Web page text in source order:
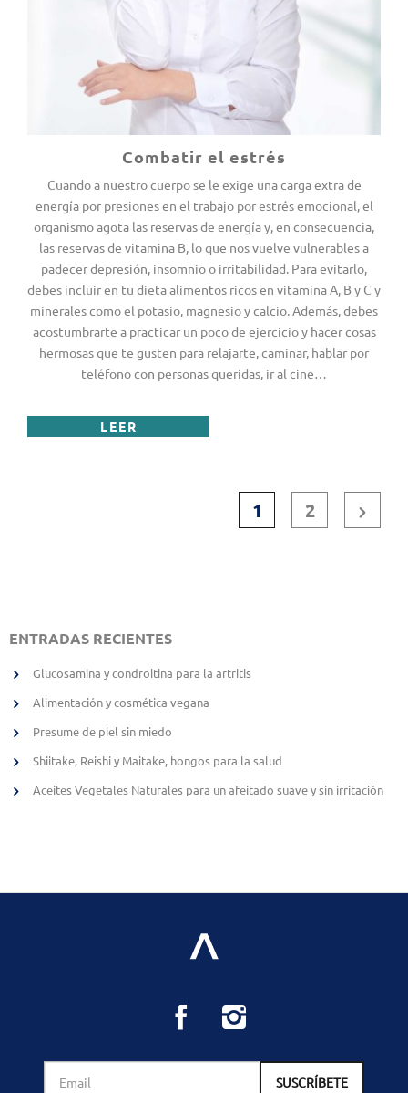
Combatir el estrés
Cuando a nuestro cuerpo se le exige una carga extra de
energía por presiones en el trabajo por estrés emocional, el
organismo agota las reservas de energía y, en consecuencia,
las reservas de vitamina B, lo que nos vuelve vulnerables a
padecer depresión, insomnio o irritabilidad. Para evitarlo,
debes incluir en tu dieta alimentos ricos en vitamina A, B y C y
minerales como el potasio, magnesio y calcio. Además, debes
acostumbrarte a practicar un poco de ejercicio y hacer cosas
hermosas que te gusten para relajarte, caminar, hablar por
teléfono con personas queridas, ir al cine…
LEER
1 2
ENTRADAS RECIENTES
Glucosamina y condroitina para la artritis
Alimentación y cosmética vegana
Presume de piel sin miedo
Shiitake, Reishi y Maitake, hongos para la salud
Aceites Vegetales Naturales para un afeitado suave y sin irritación